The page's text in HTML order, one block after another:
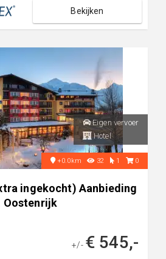
Bekijken
Eigen vervoer
Hotel
+0.0km 32 1 0
ingekocht) Aanbieding
Oostenrijk
+/- € 545,-